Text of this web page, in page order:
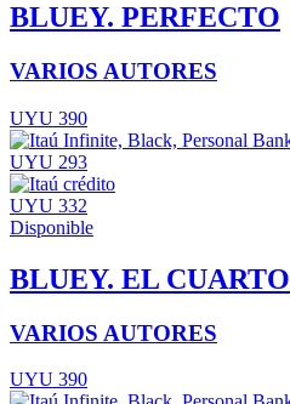
BLUEY. PERFECTO
VARIOS AUTORES
UYU 390
UYU 293
UYU 332
Disponible
BLUEY. EL CUARTO
VARIOS AUTORES
UYU 390